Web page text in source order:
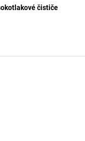
čističe